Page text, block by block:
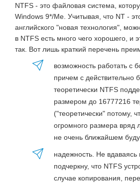
NTFS - это файловая система,
Windows 9*/Me. Учитывая, что NT -
английского "новая технология",
в NTFS есть много чего хорошего, и
так. Вот лишь краткий перечень
возможность работать с
причем с действительно
теоретически NTFS
размером до 16777216
("теоретически" потому,
огромного размера вряд
не очень ближайшем
надежность. Не вдаваясь
подчеркну, что NTFS
случае копирования,